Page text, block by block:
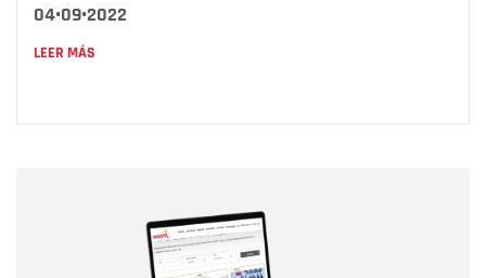
04•09•2022
LEER MÁS
Correo electrónico